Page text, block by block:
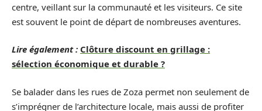
centre, veillant sur la communauté et les visiteurs. Ce site
est souvent le point de départ de nombreuses aventures.
Lire également : Clôture discount en grillage :
sélection économique et durable ?
Se balader dans les rues de Zoza permet non seulement de
s’imprégner de l’architecture locale, mais aussi de profiter